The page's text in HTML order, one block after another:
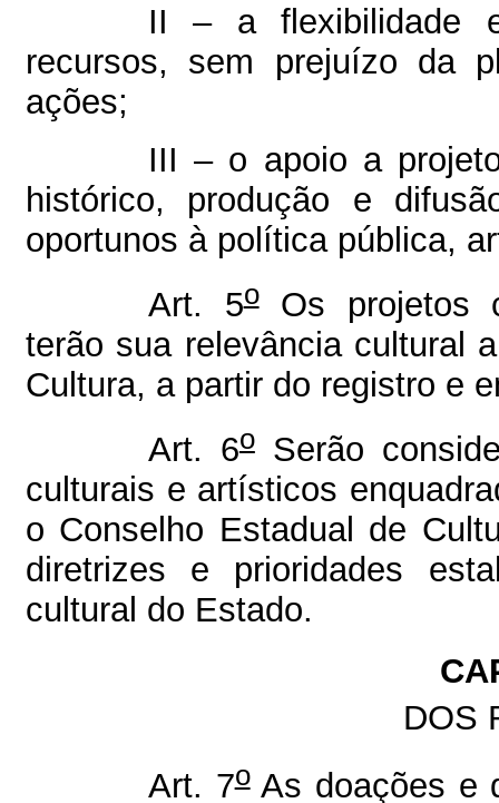
II – a flexibilidade
recursos, sem prejuízo da
ações;
III – o apoio a
histórico, produção e
oportunos à política pública,
Art. 5oOs projetos
terão sua relevância cultural
Cultura, a partir do registro e
Art. 6oSerão
culturais e artísticos
o Conselho Estadual de
diretrizes e prioridades
cultural do Estado.
DOS
Art. 7oAs doações e